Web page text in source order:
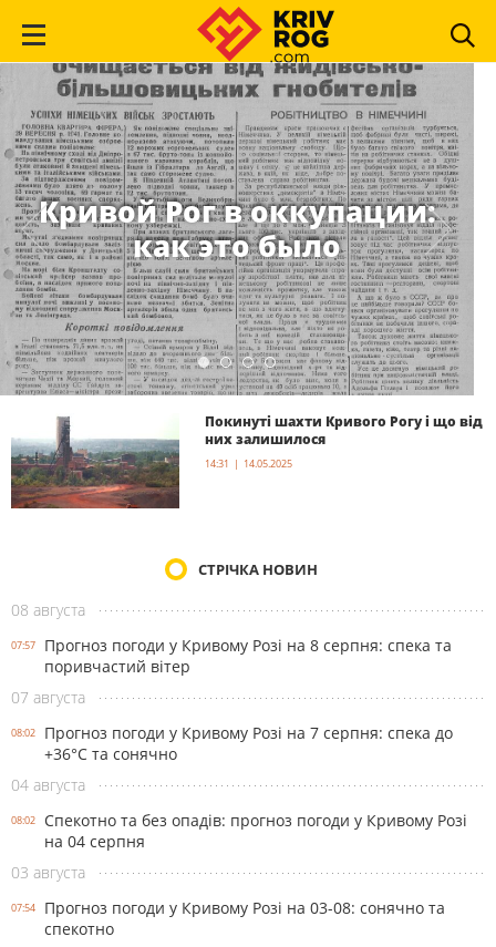
Кривой Рог в оккупации:
как это было
Покинуті шахти Кривого Рогу і що від
них залишилося
14:31 | 14.05.2025
СТРІЧКА НОВИН
08 августа
07:57
Прогноз погоди у Кривому Розі на 8 серпня: спека та
поривчастий вітер
07 августа
08:02
Прогноз погоди у Кривому Розі на 7 серпня: спека до
+36°С та сонячно
04 августа
08:02
Спекотно та без опадів: прогноз погоди у Кривому Розі
на 04 серпня
03 августа
07:54
Прогноз погоди у Кривому Розі на 03-08: сонячно та
спекотно